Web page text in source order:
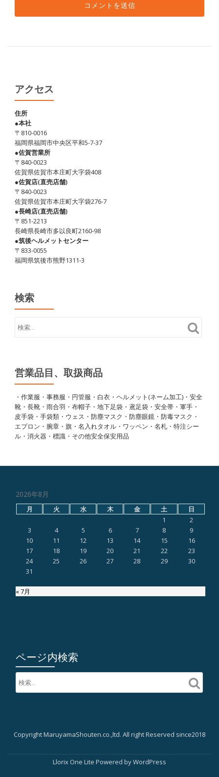
アクセス
住所
●本社
〒810-0016
福岡県福岡市中央区平和5-7-37
●佐賀営業所
〒840-0023
佐賀県佐賀市本庄町大字袋408
●佐賀店(直売店舗)
〒840-0023
佐賀県佐賀市本庄町大字袋276-7
●長崎店(直売店舗)
〒851-2213
長崎県長崎市多以良町2160-98
●筑後ヘルメットセンター
〒833-0055
福岡県筑後市熊野1311-3
検索
営業品目、取扱商品
・作業服・事務服・円管服・白衣・ヘルメット(ネーム加工)・安全
靴・長靴・雨合羽・布帽子・地下足袋・鳶足袋・安全帯・軍手・
皮手袋・手袋類・ウェス・防塵マスク・防塵眼鏡・防毒マスク・
エプロン・腕章・旗・名入れタオル・ワッペン・名札・特注シー
ル・消火器・標識・その他安全保安用品
2026年8月
月 火 水 木 金 土
日
1
2
3
4 5 6 7 8
9
10
11 12 13 14 15
16
17
18 19 20 21 22
23
24
25 26 27 28 29
30
31
« 7月
ページ内検索
Copyright MaruyamaShouten.co.,ltd. All right Reserved since2018
第
Llorix One Lite Powered byWordPress